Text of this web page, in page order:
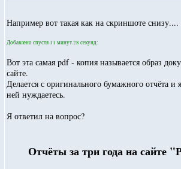
Например вот такая как на скриншоте
Добавлено спустя 11 минут 28 секунд:
Вот эта самая pdf - копия называется образ
сайте.
Делается с оригинального бумажного отчёта
ней нуждаетесь.
Я ответил на вопрос?
Отчёты за три года на сайте